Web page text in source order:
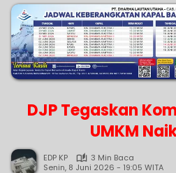
DJP Tegaskan
UMKM
EDP KP
3 Min Baca
Senin, 8 Juni 2026 - 19:05 WITA